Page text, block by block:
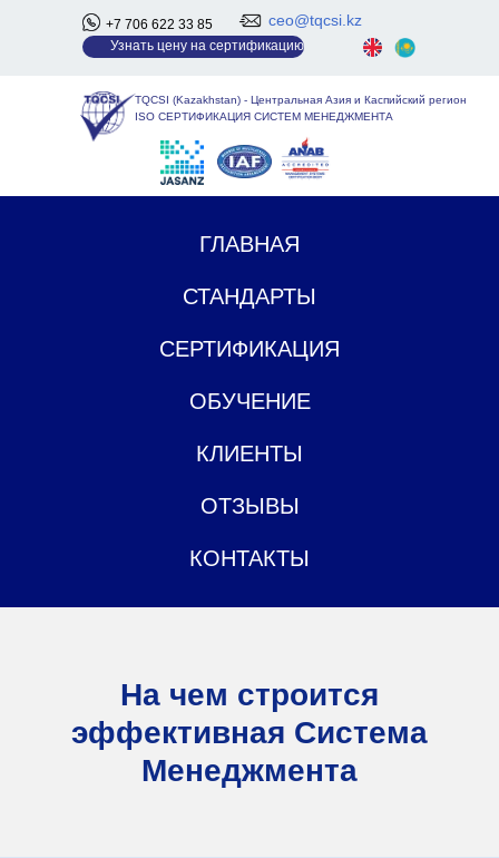
+7 706 622 33 85 ceo@tqcsi.kz
Узнать цену на сертификацию
TQCSI (Kazakhstan) - Центральная Азия и Каспийский регион
ISO СЕРТИФИКАЦИЯ СИСТЕМ МЕНЕДЖМЕНТА
ГЛАВНАЯ
СТАНДАРТЫ
СЕРТИФИКАЦИЯ
ОБУЧЕНИЕ
КЛИЕНТЫ
ОТЗЫВЫ
КОНТАКТЫ
На чем строится
эффективная Система
Менеджмента